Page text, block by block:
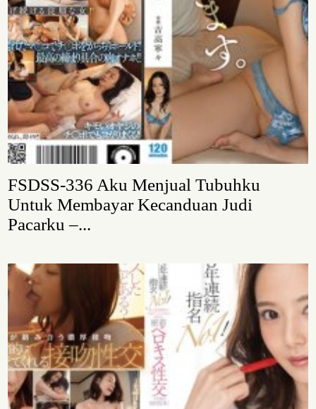
FSDSS-336 Aku Menjual Tubuhku
Untuk Membayar Kecanduan Judi
Pacarku –...